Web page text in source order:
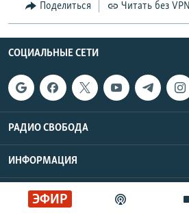
ЭФИР
Поделиться Читать без VPN
СОЦИАЛЬНЫЕ СЕТИ
РАДИО СВОБОДА
ИНФОРМАЦИЯ
Радио Свобода © 2026 RFE/RL,